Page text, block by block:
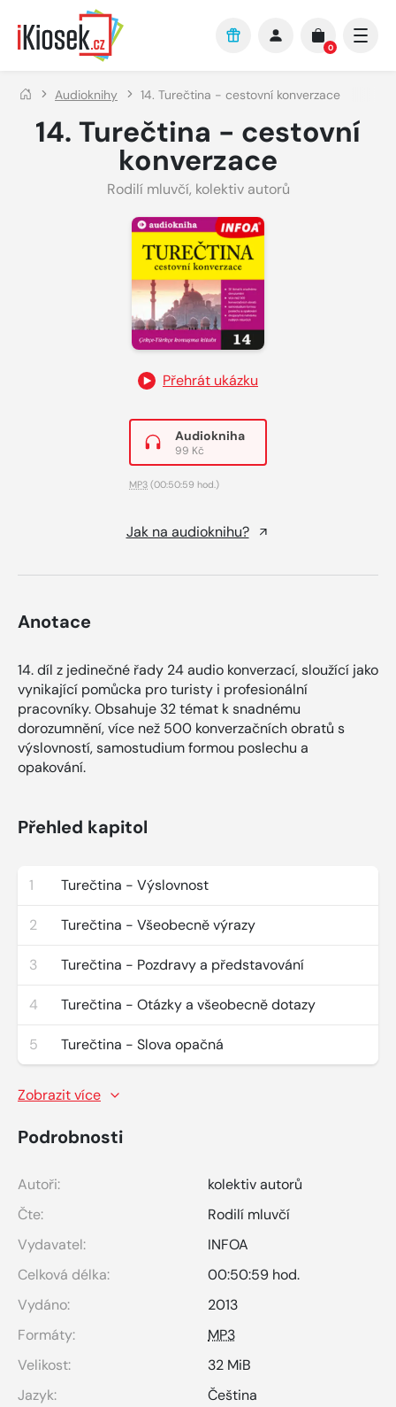
Přejít na hlavní obsah
0
Audioknihy 14. Turečtina - cestovní konverzace
14. Turečtina - cestovní
konverzace
Rodilí mluvčí, kolektiv autorů
Přehrát ukázku
Audiokniha
99 Kč
MP3 (00:50:59 hod.)
Jak na audioknihu?
Anotace
14. díl z jedinečné řady 24 audio konverzací, sloužící jako
vynikající pomůcka pro turisty i profesionální
pracovníky. Obsahuje 32 témat k snadnému
dorozumnění, více než 500 konverzačních obratů s
výslovností, samostudium formou poslechu a
opakování.
Přehled kapitol
1 Turečtina - Výslovnost
2 Turečtina - Všeobecně výrazy
3 Turečtina - Pozdravy a představování
4 Turečtina - Otázky a všeobecně dotazy
5 Turečtina - Slova opačná
Zobrazit více
Podrobnosti
Autoři:
kolektiv autorů
Čte:
Rodilí mluvčí
Vydavatel:
INFOA
Celková délka:
00:50:59 hod.
Vydáno:
2013
Formáty:
MP3
Velikost:
32 MiB
Jazyk:
Čeština